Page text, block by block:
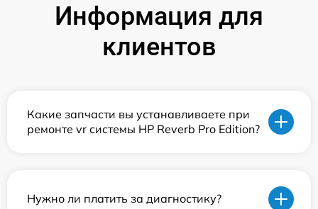
Информация для
клиентов
Какие запчасти вы устанавливаете при
ремонте vr системы HP Reverb Pro Edition?
Нужно ли платить за диагностику?